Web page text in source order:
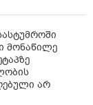
მონაწილე
არ